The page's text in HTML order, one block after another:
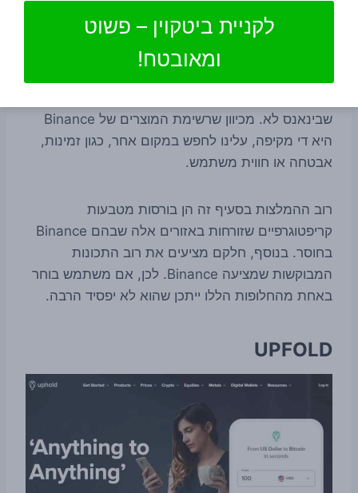
זמינות אחרות.
שבינאנס לא. מכיוון שרשימת המוצרים של Binance
היא די מקיפה, עלינו לחפש במקום אחר, כגון זמינות,
אבטחה או חווית משתמש.
רוב ההמלצות בסעיף זה הן בורסות מטבעות
קריפטוגרפיים שזורחות באזורים אלה שבהם Binance
בחוסר. בנוסף, חלקם מציעים את רוב התכונות
המבוקשות שמציעה Binance. לכן, אם משתמש בוחר
באחת מהחלופות הללו ייתכן שהוא לא יפסיד הרבה.
UPFOLD
לקניית ביטקוין – פשוט
ומאובטח!